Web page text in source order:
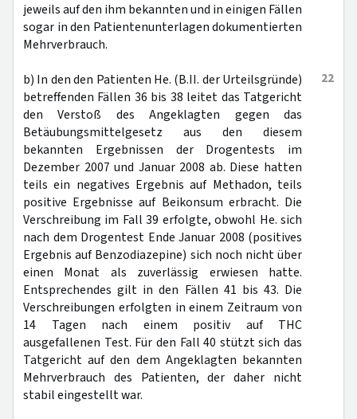
jeweils auf den ihm bekannten und in einigen Fällen
sogar in den Patientenunterlagen dokumentierten
Mehrverbrauch.
22
b) In den den Patienten He. (B.II. der Urteilsgründe)
betreffenden Fällen 36 bis 38 leitet das Tatgericht
den Verstoß des Angeklagten gegen das
Betäubungsmittelgesetz aus den diesem
bekannten Ergebnissen der Drogentests im
Dezember 2007 und Januar 2008 ab. Diese hatten
teils ein negatives Ergebnis auf Methadon, teils
positive Ergebnisse auf Beikonsum erbracht. Die
Verschreibung im Fall 39 erfolgte, obwohl He. sich
nach dem Drogentest Ende Januar 2008 (positives
Ergebnis auf Benzodiazepine) sich noch nicht über
einen Monat als zuverlässig erwiesen hatte.
Entsprechendes gilt in den Fällen 41 bis 43. Die
Verschreibungen erfolgten in einem Zeitraum von
14 Tagen nach einem positiv auf THC
ausgefallenen Test. Für den Fall 40 stützt sich das
Tatgericht auf den dem Angeklagten bekannten
Mehrverbrauch des Patienten, der daher nicht
stabil eingestellt war.